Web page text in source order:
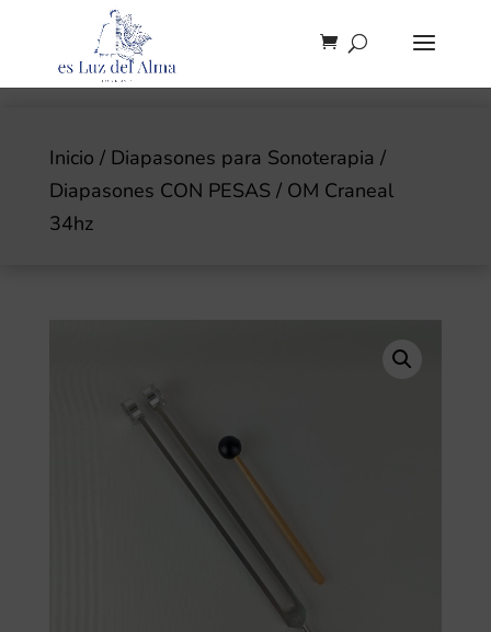
Inicio / Diapasones para Sonoterapia /
Diapasones CON PESAS / OM Craneal
34hz